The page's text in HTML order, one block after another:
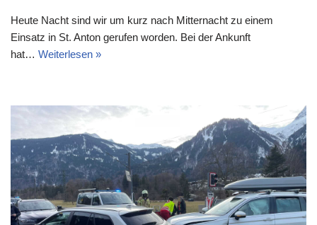
Heute Nacht sind wir um kurz nach Mitternacht zu einem
Einsatz in St. Anton gerufen worden. Bei der Ankunft
hat… Weiterlesen »